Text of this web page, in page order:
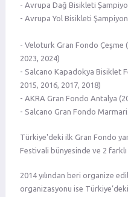
- Avrupa Dağ Bisikleti
- Avrupa Yol Bisikleti
- Veloturk Gran Fondo Çeşme
2023, 2024)
- Salcano Kapadokya Bisiklet
2015, 2016, 2017, 2018)
- AKRA Gran Fondo Antalya
- Salcano Gran Fondo
Türkiye'deki ilk Gran Fondo
Festivali bünyesinde ve 2
2014 yılından beri organize
organizasyonu ise